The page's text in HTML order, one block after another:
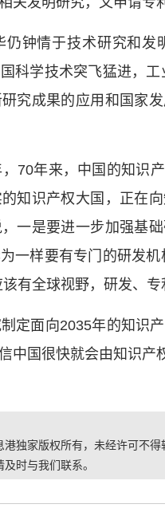
情于技术研究和发
科学技术突飞猛进，
究成果的应用和国家
年来，中国的知识产
知识产权大国，正在
一是要进一步加强基
一样要有专门的研发
有全球视野，研发、
面向2035年的知识产
中国很快就会由知识
独家版权所有，未经许可不
时与我们联系。